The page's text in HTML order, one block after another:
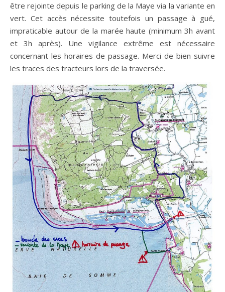
être rejointe depuis le parking de la Maye via la variante en
vert. Cet accès nécessite toutefois un passage à gué,
impraticable autour de la marée haute (minimum 3h avant
et 3h après). Une vigilance extrême est nécessaire
concernant les horaires de passage. Merci de bien suivre
les traces des tracteurs lors de la traversée.